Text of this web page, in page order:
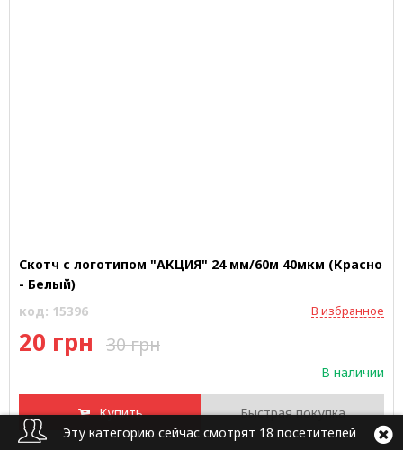
Скотч с логотипом "АКЦИЯ" 24 мм/60м 40мкм (Красно
- Белый)
код: 15396
В избранное
20 грн 30 грн
В наличии
Купить
Быстрая покупка
Эту категорию сейчас смотрят 18 посетителей